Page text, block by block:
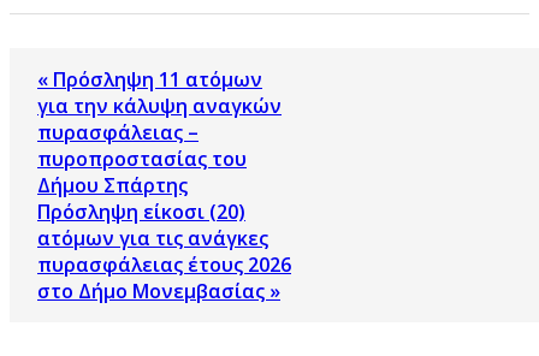
« Πρόσληψη 11 ατόμων
για την κάλυψη αναγκών
πυρασφάλειας –
πυροπροστασίας του
Δήμου Σπάρτης
Πρόσληψη είκοσι (20)
ατόμων για τις ανάγκες
πυρασφάλειας έτους 2026
στο Δήμο Μονεμβασίας »